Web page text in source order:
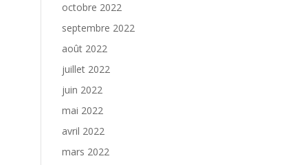
octobre 2022
septembre 2022
août 2022
juillet 2022
juin 2022
mai 2022
avril 2022
mars 2022